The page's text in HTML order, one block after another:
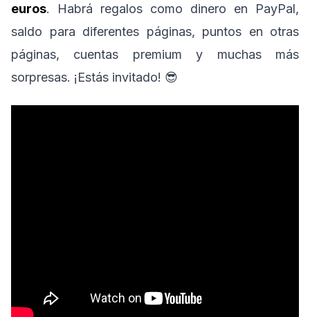
euros. Habrá regalos como dinero en PayPal,
saldo para diferentes páginas, puntos en otras
páginas, cuentas premium y muchas más
sorpresas. ¡Estás invitado! 😎